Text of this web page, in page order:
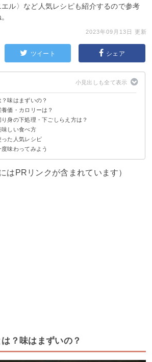
ル〉など人気レシピも紹介するので参考
2023年09月13日 更新
ツイート シェア
？味はまずいの？
北名産の食用サメ
わいはまずい？美味しい？
の時期
養価・カロリーは？
り身の下処理・下ごしらえ方は？
味しい食べ方
以外に心臓・皮も食べられる
う調理法・料理
った人気レシピ
げ
け
エル
度味わってみよう
はPRリンクが含まれています）
は？味はまずいの？